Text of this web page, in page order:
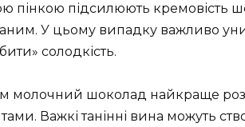
пінкою підсилюють кремовість
У цьому випадку важливо
солодкість.
молочний шоколад найкраще
Важкі танінні вина можуть